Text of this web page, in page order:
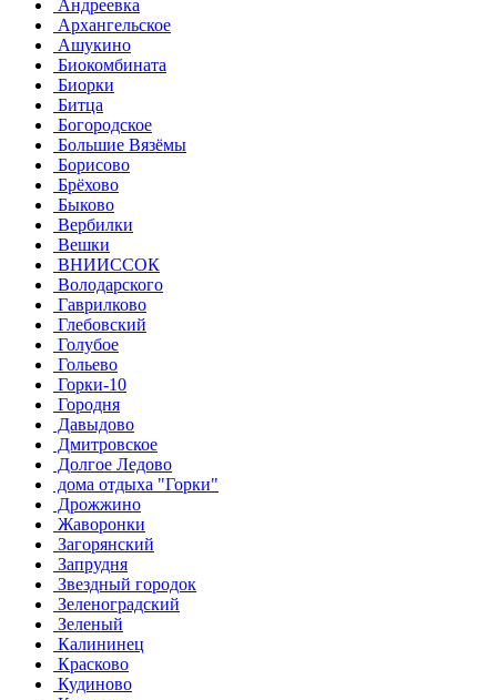
Андреевка
Архангельское
Ашукино
Биокомбината
Биорки
Битца
Богородское
Большие Вязёмы
Борисово
Брёхово
Быково
Вербилки
Вешки
ВНИИССОК
Володарского
Гаврилково
Глебовский
Голубое
Гольево
Горки-10
Городня
Давыдово
Дмитровское
Долгое Ледово
дома отдыха "Горки"
Дрожжино
Жаворонки
Загорянский
Запрудня
Звездный городок
Зеленоградский
Зеленый
Калининец
Красково
Кудиново